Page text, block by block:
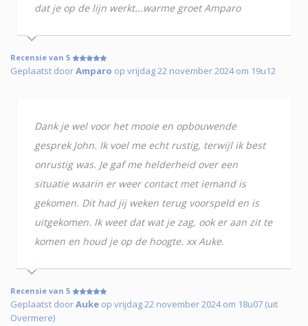
dat je op de lijn werkt...warme groet Amparo
Recensie van 5
Geplaatst doorAmparo op vrijdag 22 november 2024 om 19u12
Dank je wel voor het mooie en opbouwende
gesprek John. Ik voel me echt rustig, terwijl ik best
onrustig was. Je gaf me helderheid over een
situatie waarin er weer contact met iemand is
gekomen. Dit had jij weken terug voorspeld en is
uitgekomen. Ik weet dat wat je zag, ook er aan zit te
komen en houd je op de hoogte. xx Auke.
Recensie van 5
Geplaatst doorAuke op vrijdag 22 november 2024 om 18u07 (uit
Overmere)